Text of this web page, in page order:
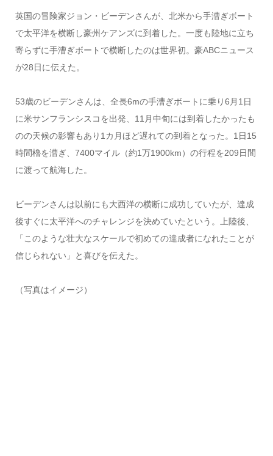
英国の冒険家ジョン・ビーデンさんが、北米から手漕ぎボート
で太平洋を横断し豪州ケアンズに到着した。一度も陸地に立ち
寄らずに手漕ぎボートで横断したのは世界初。豪ABCニュース
が28日に伝えた。
53歳のビーデンさんは、全長6mの手漕ぎボートに乗り6月1日
に米サンフランシスコを出発、11月中旬には到着したかったも
のの天候の影響もあり1カ月ほど遅れての到着となった。1日15
時間櫓を漕ぎ、7400マイル（約1万1900km）の行程を209日間
に渡って航海した。
ビーデンさんは以前にも大西洋の横断に成功していたが、達成
後すぐに太平洋へのチャレンジを決めていたという。上陸後、
「このような壮大なスケールで初めての達成者になれたことが
信じられない」と喜びを伝えた。
（写真はイメージ）